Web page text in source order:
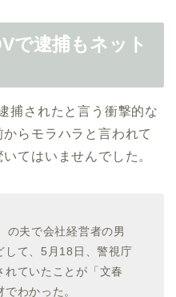
で逮捕もネット
捕されたと言う衝撃的な
らモラハラと言われて
てはいませんでした。
の夫で会社経営者の男
して、5月18日、警視庁
ていたことが「文春
わかった。